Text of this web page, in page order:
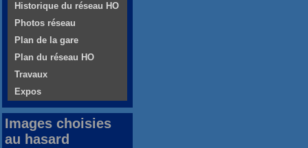
Historique du réseau HO
Photos réseau
Plan de la gare
Plan du réseau HO
Travaux
Expos
Images choisies
au hasard